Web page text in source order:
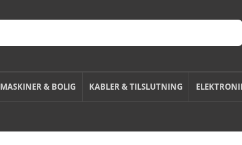
& BOLIG KABLER & TILSLUTNING